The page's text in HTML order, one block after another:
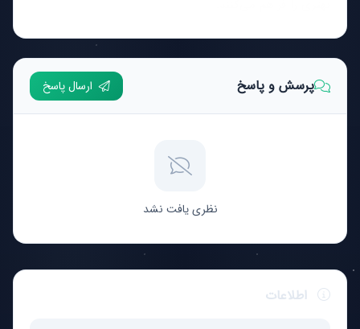
پرسش و پاسخ ارسال پاسخ
نظری یافت نشد
اطلاعات